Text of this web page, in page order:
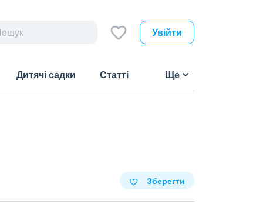
Увійти
Дитячі садки Статті Ще
Зберегти